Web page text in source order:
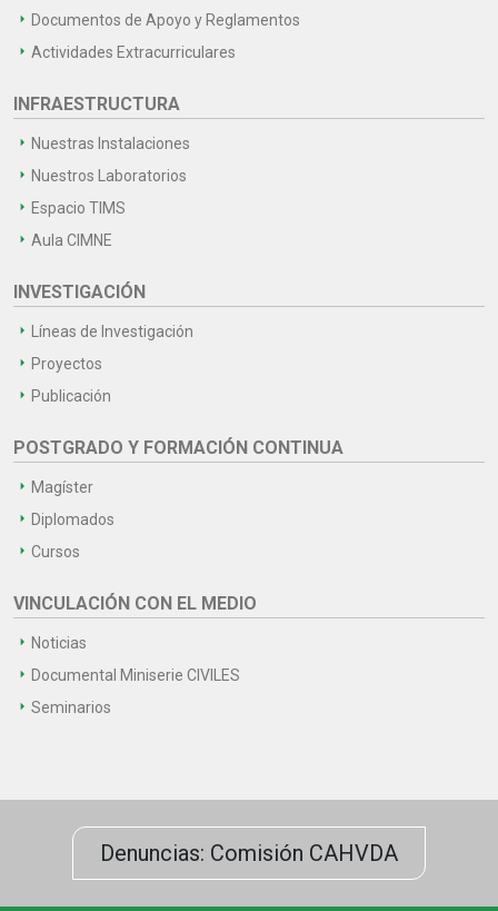
Documentos de Apoyo y Reglamentos
Actividades Extracurriculares
INFRAESTRUCTURA
Nuestras Instalaciones
Nuestros Laboratorios
Espacio TIMS
Aula CIMNE
INVESTIGACIÓN
Líneas de Investigación
Proyectos
Publicación
POSTGRADO Y FORMACIÓN CONTINUA
Magíster
Diplomados
Cursos
VINCULACIÓN CON EL MEDIO
Noticias
Documental Miniserie CIVILES
Seminarios
Denuncias: Comisión CAHVDA